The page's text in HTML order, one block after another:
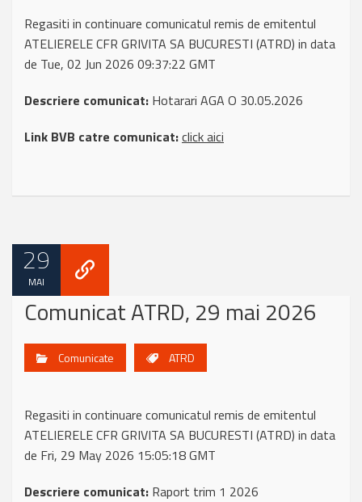
Regasiti in continuare comunicatul remis de emitentul
ATELIERELE CFR GRIVITA SA BUCURESTI (ATRD) in data
de Tue, 02 Jun 2026 09:37:22 GMT
Descriere comunicat: Hotarari AGA O 30.05.2026
Link BVB catre comunicat:click aici
29
MAI
Comunicat ATRD, 29 mai 2026
Comunicate ATRD
Regasiti in continuare comunicatul remis de emitentul
ATELIERELE CFR GRIVITA SA BUCURESTI (ATRD) in data
de Fri, 29 May 2026 15:05:18 GMT
Descriere comunicat: Raport trim 1 2026